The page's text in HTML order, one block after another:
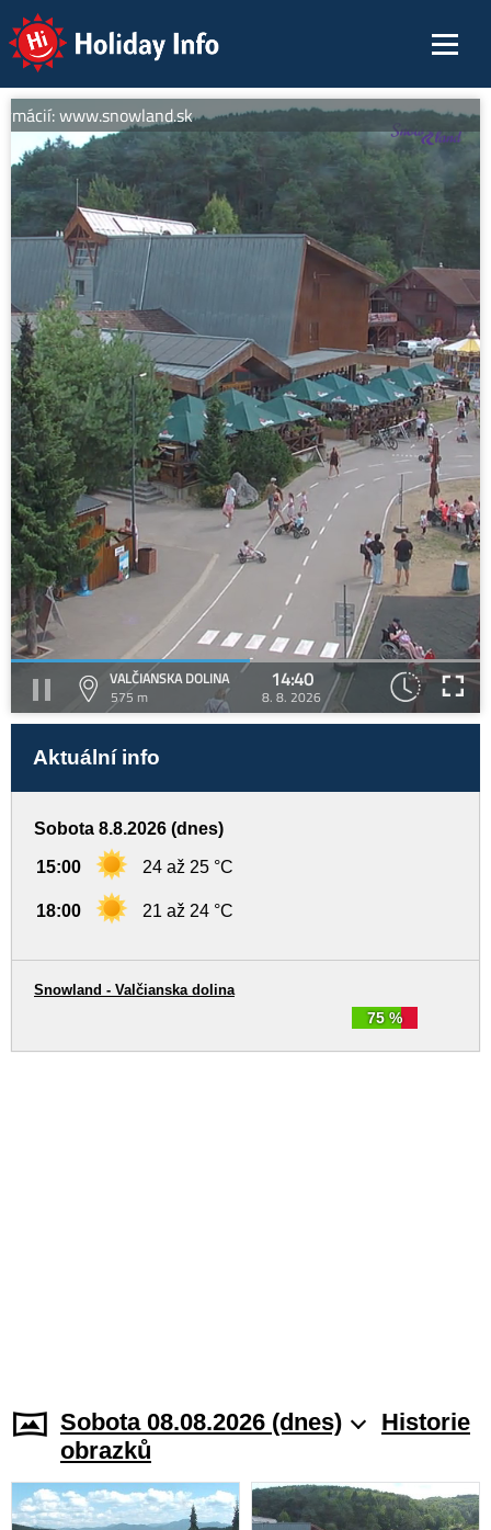
Holiday Info
www.snowland.sk
VALČIANSKA DOLINA
575 m
14:40
8. 8. 2026
Aktuální info
Sobota 8.8.2026 (dnes)
15:00 24 až 25 °C
18:00 21 až 24 °C
75 %
Snowland - Valčianska dolina
Sobota 08.08.2026 (dnes)
Historie
obrazků